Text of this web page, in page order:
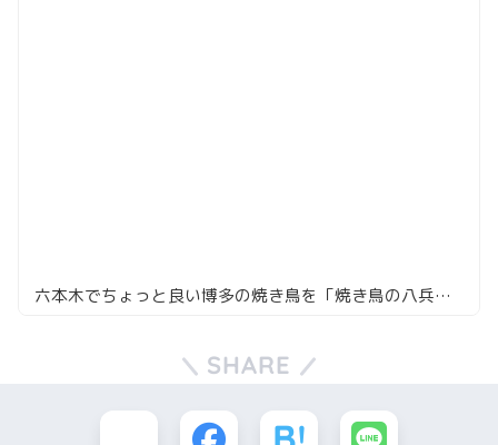
六本木でちょっと良い博多の焼き鳥を「焼き鳥の八兵衛」
SHARE